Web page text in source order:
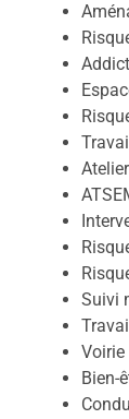
Atelier
Suivi
Voirie
Bien-